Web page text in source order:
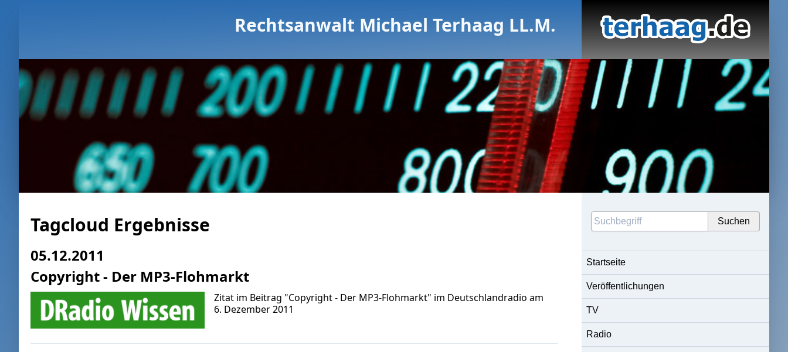
Rechtsanwalt Michael Terhaag LL.M.
Tagcloud Ergebnisse
05.12.2011
Copyright - Der MP3-Flohmarkt
Zitat im Beitrag "Copyright - Der MP3-Flohmarkt" im Deutschlandradio am
6. Dezember 2011
Startseite
Veröffentlichungen
TV
Radio